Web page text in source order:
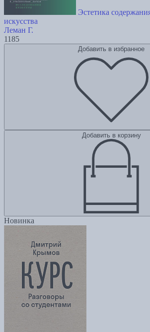
Эстетика
искусства
Леман Г.
1185
Добавить в избранное
Добавить в корзину
Новинка